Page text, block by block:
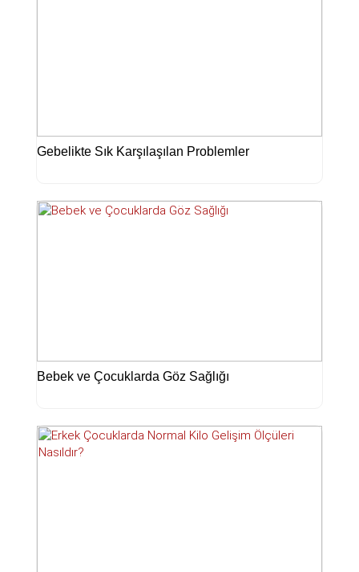
Gebelikte Sık Karşılaşılan Problemler
Bebek ve Çocuklarda Göz Sağlığı